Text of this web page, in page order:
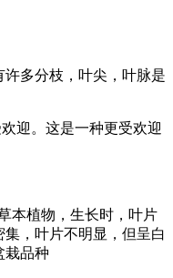
多分枝，叶尖，叶脉是
迎。这是一种更受欢迎
本植物，生长时，叶片
，叶片不明显，但呈白
栽品种